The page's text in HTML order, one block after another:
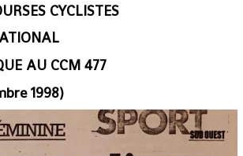
CYCLISTES
AU CCM 477
1998)